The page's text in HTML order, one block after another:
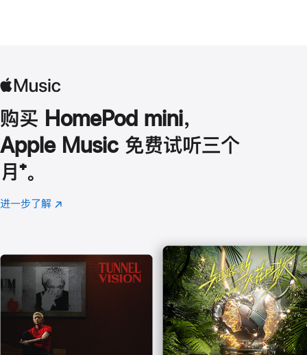
购买 HomePod mini，
Apple Music 免费试听三个
月 脚
注
⁺。
进一步了解 Apple
(在
口
中
打
开)